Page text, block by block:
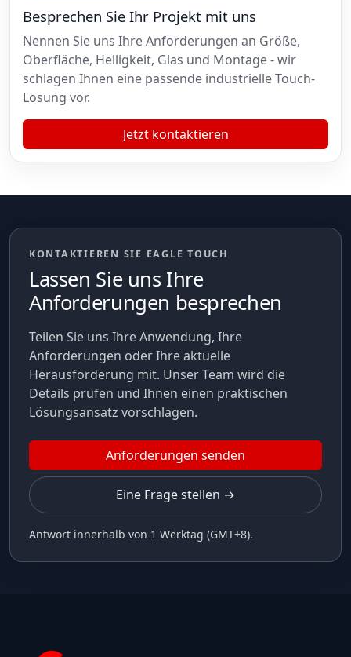
Besprechen Sie Ihr Projekt mit uns
Nennen Sie uns Ihre Anforderungen an Größe,
Oberfläche, Helligkeit, Glas und Montage - wir
schlagen Ihnen eine passende industrielle Touch-
Lösung vor.
Jetzt kontaktieren
KONTAKTIEREN SIE EAGLE TOUCH
Lassen Sie uns Ihre
Anforderungen besprechen
Teilen Sie uns Ihre Anwendung, Ihre
Anforderungen oder Ihre aktuelle
Herausforderung mit. Unser Team wird die
Details prüfen und Ihnen einen praktischen
Lösungsansatz vorschlagen.
Anforderungen senden
Eine Frage stellen →
Antwort innerhalb von 1 Werktag (GMT+8).